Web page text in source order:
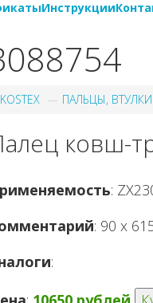
Инструкции
KOSTEX ПАЛЬЦЫ, ВТУЛКИ
ковш-
:
: 90 x
: